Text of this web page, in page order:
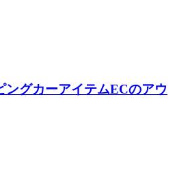
ングカーアイテムECのアウ